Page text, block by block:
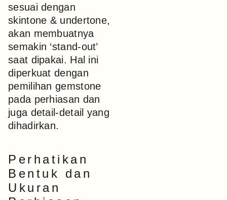
sesuai dengan
skintone & undertone,
akan membuatnya
semakin ‘stand-out’
saat dipakai. Hal ini
diperkuat dengan
pemilihan gemstone
pada perhiasan dan
juga detail-detail yang
dihadirkan.
Perhatikan
Bentuk dan
Ukuran